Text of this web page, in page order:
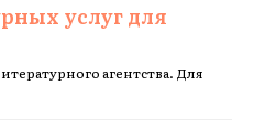
услуг для
агентства. Для